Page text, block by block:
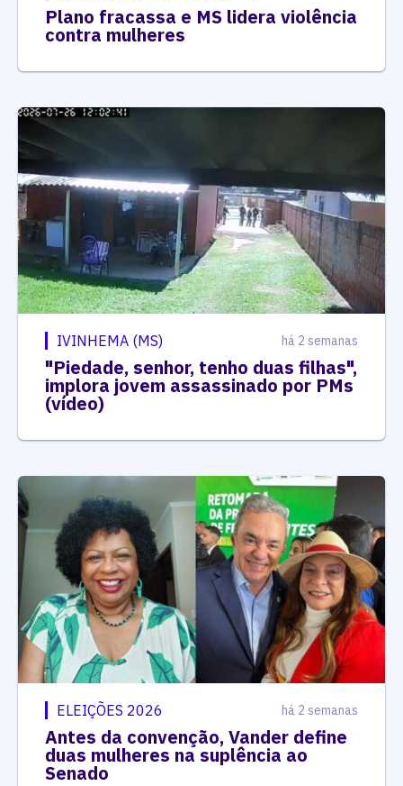
Plano fracassa e MS lidera violência
contra mulheres
IVINHEMA (MS) há 2 semanas
"Piedade, senhor, tenho duas filhas",
implora jovem assassinado por PMs
(vídeo)
ELEIÇÕES 2026 há 2 semanas
Antes da convenção, Vander define
duas mulheres na suplência ao
Senado